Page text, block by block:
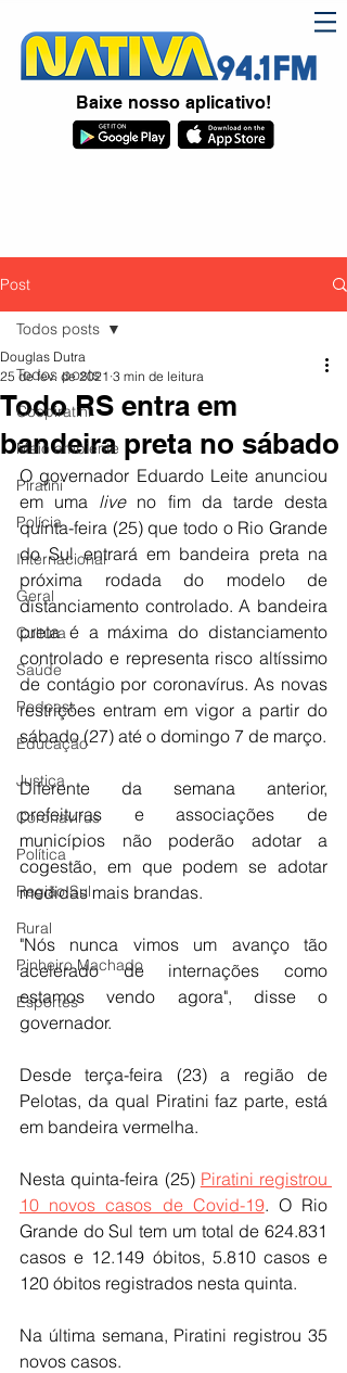
Baixe nosso aplicativo!
Post
Todos posts
Coopiratini
Meio ambiente
Piratini
Polícia
Internacional
Geral
Cultura
Saúde
Podcast
Educação
Justiça
Coronavírus
Política
Região Sul
Rural
Pinheiro Machado
Esportes
Todos posts
Todo RS entra em
bandeira preta no sábado
Douglas Dutra
25 de fev. de 2021 3 min de leitura
O governador Eduardo Leite anunciou
em uma live no fim da tarde desta
quinta-feira (25) que todo o Rio Grande
do Sul entrará em bandeira preta na
próxima rodada do modelo de
distanciamento controlado. A bandeira
preta é a máxima do distanciamento
controlado e representa risco altíssimo
de contágio por coronavírus. As novas
restrições entram em vigor a partir do
sábado (27) até o domingo 7 de março.
Diferente da semana anterior,
prefeituras e associações de
municípios não poderão adotar a
cogestão, em que podem se adotar
medidas mais brandas.
"Nós nunca vimos um avanço tão
acelerado de internações como
estamos vendo agora", disse o
governador.
Desde terça-feira (23) a região de
Pelotas, da qual Piratini faz parte, está
em bandeira vermelha.
Nesta quinta-feira (25) Piratini registrou
10 novos casos de Covid-19. O Rio
Grande do Sul tem um total de 624.831
casos e 12.149 óbitos, 5.810 casos e
120 óbitos registrados nesta quinta.
Na última semana, Piratini registrou 35
novos casos.